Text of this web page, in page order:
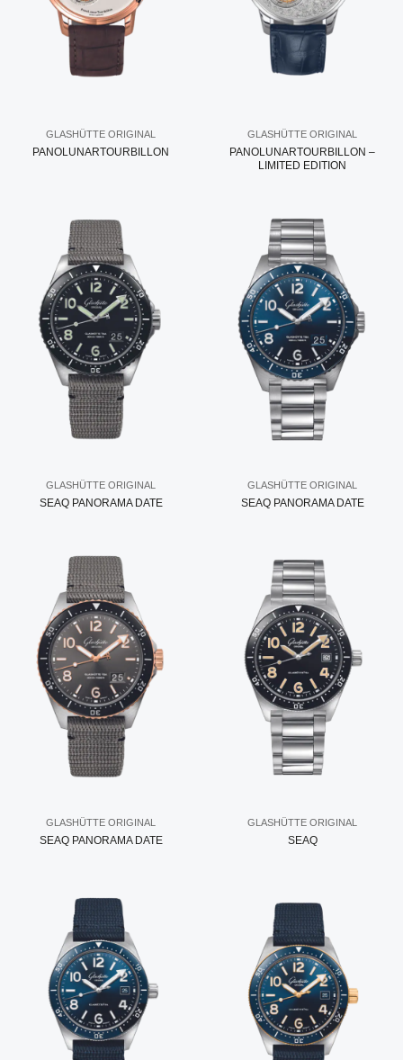
GLASHÜTTE ORIGINAL
PANOLUNARTOURBILLON
GLASHÜTTE ORIGINAL
PANOLUNARTOURBILLON –
LIMITED EDITION
GLASHÜTTE ORIGINAL
SEAQ PANORAMA DATE
GLASHÜTTE ORIGINAL
SEAQ PANORAMA DATE
GLASHÜTTE ORIGINAL
SEAQ PANORAMA DATE
GLASHÜTTE ORIGINAL
SEAQ